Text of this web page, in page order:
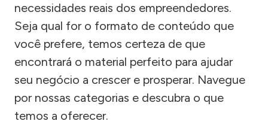
necessidades reais dos empreendedores.
Seja qual for o formato de conteúdo que
você prefere, temos certeza de que
encontrará o material perfeito para ajudar
seu negócio a crescer e prosperar. Navegue
por nossas categorias e descubra o que
temos a oferecer.